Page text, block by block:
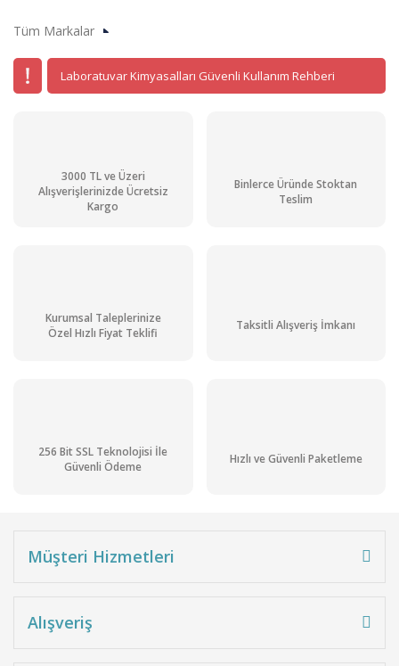
Tüm Markalar
Laboratuvar Kimyasalları Güvenli Kullanım Rehberi
3000 TL ve Üzeri
Alışverişlerinizde Ücretsiz
Kargo
Binlerce Üründe Stoktan
Teslim
Kurumsal Taleplerinize
Özel Hızlı Fiyat Teklifi
Taksitli Alışveriş İmkanı
256 Bit SSL Teknolojisi İle
Güvenli Ödeme
Hızlı ve Güvenli Paketleme
Müşteri Hizmetleri
Alışveriş